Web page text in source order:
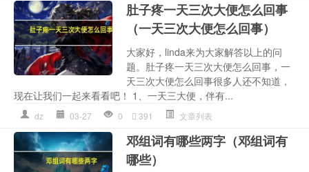
肚子疼一天三次大便怎么回事
（一天三次大便怎么回事）
大家好，linda来为大家解答以上的问
题。肚子疼一天三次大便怎么回事，一
天三次大便怎么回事很多人还不知道，
现在让我们一起来看看吧！ 1、一天三大便，伴有...
dz 03-27 0 391 文章列表
邓组词有哪些两字（邓组词有
哪些）